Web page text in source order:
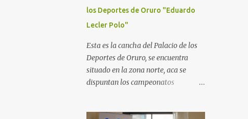
los Deportes de Oruro "Eduardo
Lecler Polo"
Esta es la cancha del Palacio de los
Deportes de Oruro, se encuentra
situado en la zona norte, aca se
dispuntan los campeonatos